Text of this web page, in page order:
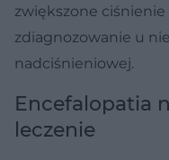
zwiększone
zdiagnozowanie u
nadciśnieniowej.
Encefalopatia
leczenie